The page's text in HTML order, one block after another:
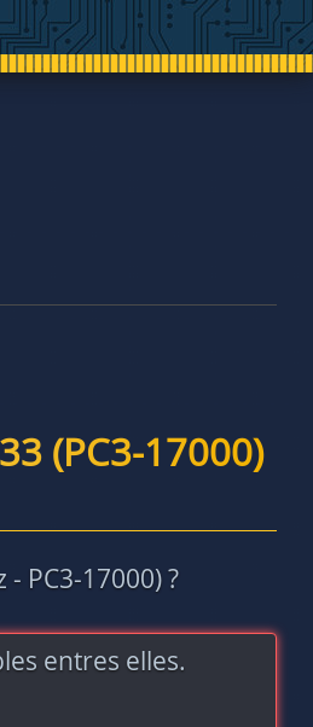
(PC3-17000)
PC3-17000) ?
entres elles.